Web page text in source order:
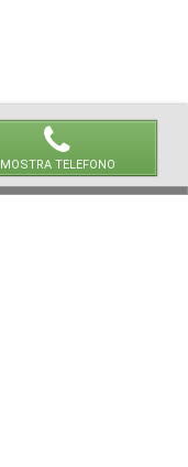
MOSTRA TELEFONO